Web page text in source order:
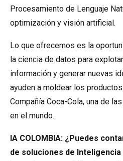
Procesamiento de Lenguaje
optimización y visión artificial.
Lo que ofrecemos es la
la ciencia de datos para
información y generar nuevas
ayuden a moldear los
Compañía Coca-Cola, una de
en el mundo.
IA COLOMBIA: ¿Puedes
de soluciones de